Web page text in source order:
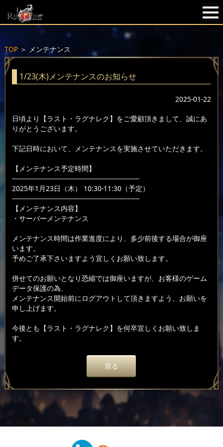
TOP＞ メンテナンス
1/23(木)メンテナンスのお知らせ
2025-01-22
日頃より【ラスト・ラグナレク】をご愛顧頂きまして、誠にあ
りがとうございます。
下記日時において、メンテナンスを実施させていただきます。
【メンテナンス予定時間】
----------------------------------------------------------------
2025年1月23日（木） 10:30-11:30（予定）
----------------------------------------------------------------
【メンテナンス内容】
・サーバーメンテナンス
メンテナンス時間は作業進度により、多少前後する場合が御座
います。
予めご了承下さいますよう宜しくお願い致します。
併せてのお願いとなり恐縮では御座いますが、お客様のゲーム
データ保護の為、
メンテナンス開始前にログアウトして頂きますよう、お願いを
申し上げます。
今後とも【ラスト・ラグナレク】を何卒宜しくお願い致しま
す。
戻る